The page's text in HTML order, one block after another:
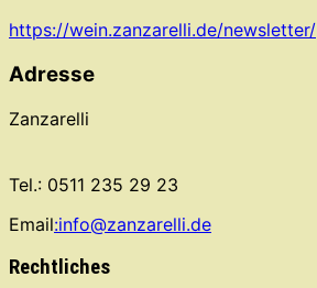
https://wein.zanzarelli.de/newsletter/
Adresse
Zanzarelli
Tel.: 0511 235 29 23
Email:info@zanzarelli.de
Rechtliches